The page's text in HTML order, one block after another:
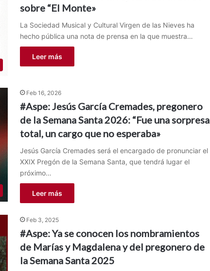
sobre “El Monte»
La Sociedad Musical y Cultural Virgen de las Nieves ha
hecho pública una nota de prensa en la que muestra…
Leer más
Feb 16, 2026
#Aspe: Jesús García Cremades, pregonero
de la Semana Santa 2026: “Fue una sorpresa
total, un cargo que no esperaba»
Jesús García Cremades será el encargado de pronunciar el
XXIX Pregón de la Semana Santa, que tendrá lugar el
próximo…
Leer más
Feb 3, 2025
#Aspe: Ya se conocen los nombramientos
de Marías y Magdalena y del pregonero de
la Semana Santa 2025